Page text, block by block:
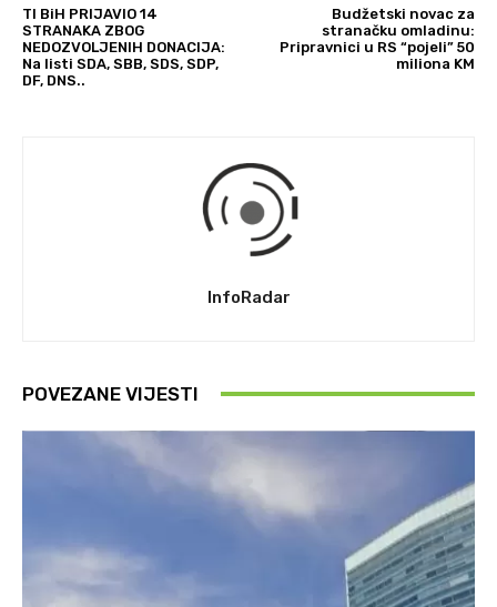
TI BiH PRIJAVIO 14
STRANAKA ZBOG
NEDOZVOLJENIH DONACIJA:
Na listi SDA, SBB, SDS, SDP,
DF, DNS..
Budžetski novac za
stranačku omladinu:
Pripravnici u RS “pojeli” 50
miliona KM
InfoRadar
POVEZANE VIJESTI